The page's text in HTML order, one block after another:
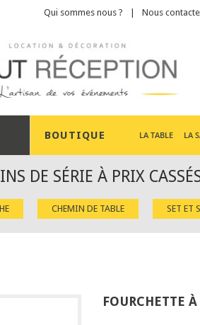
Qui sommes nous ? Nous
BOUTIQUE LA TABLE LA
DE SÉRIE À PRIX
CHEMIN DE TABLE SET ET
FOURCHETTE À